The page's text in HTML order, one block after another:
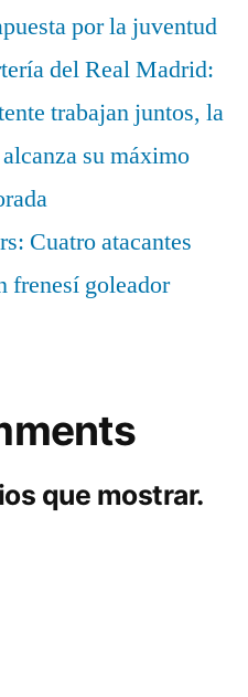
por la juventud
del Real Madrid:
trabajan juntos, la
su máximo
Cuatro atacantes
frenesí goleador
que mostrar.